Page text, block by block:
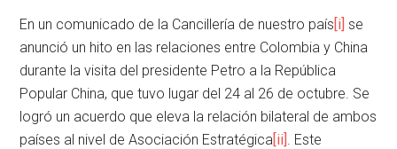
En un comunicado de la Cancillería de nuestro país[i] se
anunció un hito en las relaciones entre Colombia y China
durante la visita del presidente Petro a la República
Popular China, que tuvo lugar del 24 al 26 de octubre. Se
logró un acuerdo que eleva la relación bilateral de ambos
países al nivel de Asociación Estratégica[ii] . Este